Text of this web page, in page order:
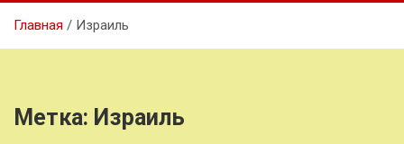
Главная Израиль
Метка: Израиль